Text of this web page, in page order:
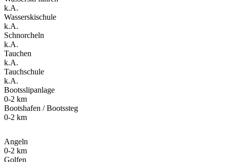
k.A.
Wasserskischule
k.A.
Schnorcheln
k.A.
Tauchen
k.A.
Tauchschule
k.A.
Bootsslipanlage
0-2 km
Bootshafen / Bootssteg
0-2 km
Angeln
0-2 km
Golfen